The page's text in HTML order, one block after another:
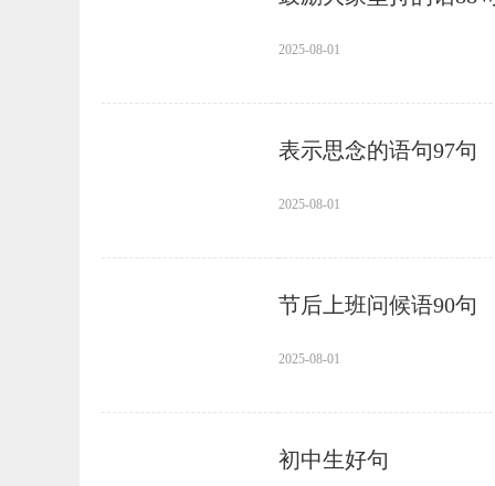
2025-08-01
表示思念的语句97句
2025-08-01
节后上班问候语90句
2025-08-01
初中生好句